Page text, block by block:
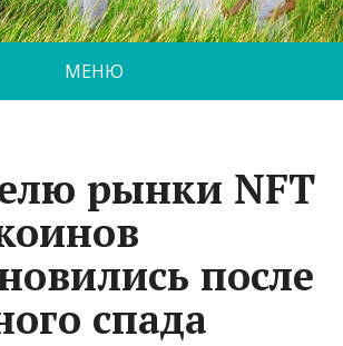
МЕНЮ
рынки NFT
после
спада